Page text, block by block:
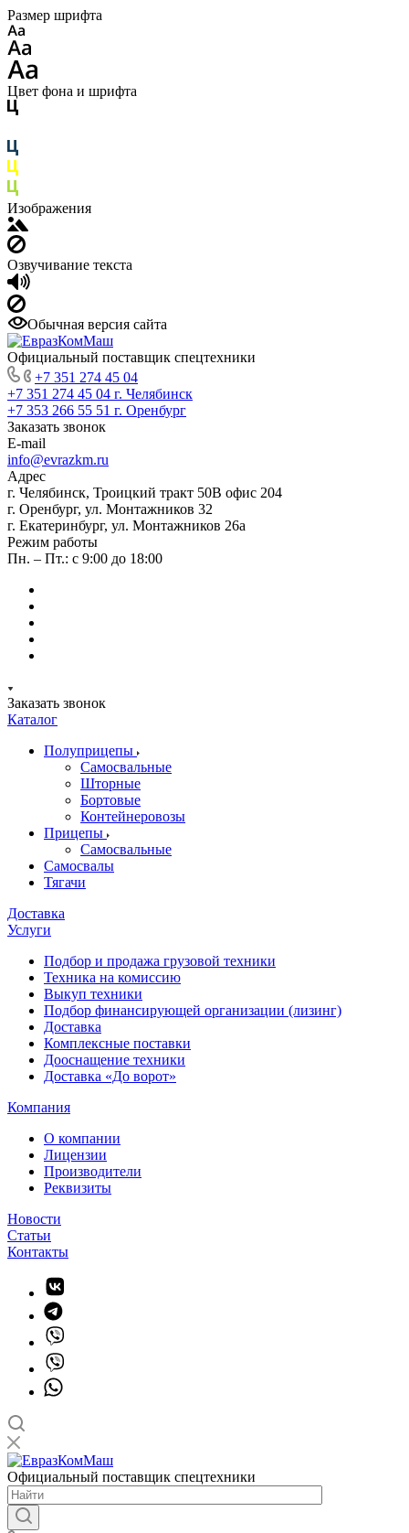
Размер шрифта
Цвет фона и шрифта
Изображения
Озвучивание текста
Обычная версия сайта
Официальный поставщик спецтехники
+7 351 274 45 04
+7 351 274 45 04 г. Челябинск
+7 353 266 55 51 г. Оренбург
Заказать звонок
E-mail
info@evrazkm.ru
Адрес
г. Челябинск, Троицкий тракт 50В офис 204
г. Оренбург, ул. Монтажников 32
г. Екатеринбург, ул. Монтажников 26а
Режим работы
Пн. – Пт.: с 9:00 до 18:00
Заказать звонок
Каталог
Полуприцепы
Самосвальные
Шторные
Бортовые
Контейнеровозы
Прицепы
Самосвальные
Самосвалы
Тягачи
Доставка
Услуги
Подбор и продажа грузовой техники
Техника на комиссию
Выкуп техники
Подбор финансирующей организации (лизинг)
Доставка
Комплексные поставки
Дооснащение техники
Доставка «До ворот»
Компания
О компании
Лицензии
Производители
Реквизиты
Новости
Статьи
Контакты
Официальный поставщик спецтехники